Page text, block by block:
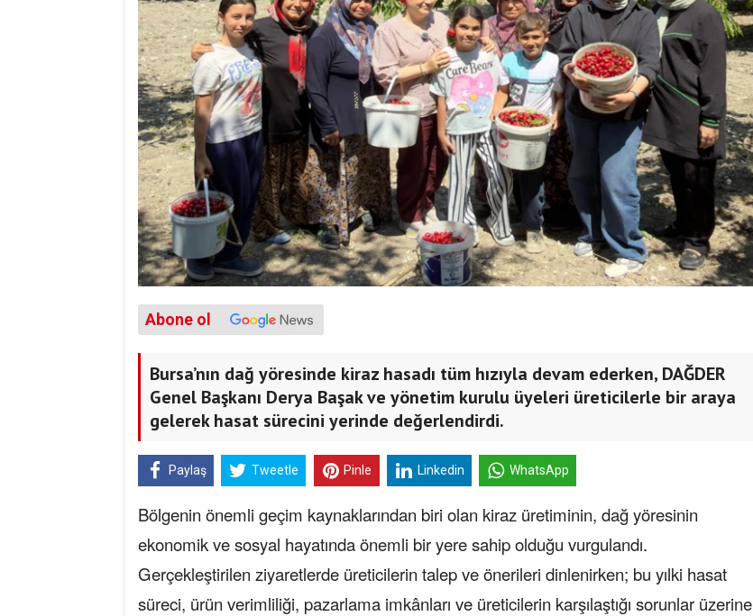
Abone ol
Bursa’nın dağ yöresinde kiraz hasadı tüm hızıyla devam ederken, DAĞDER
Genel Başkanı Derya Başak ve yönetim kurulu üyeleri üreticilerle bir araya
gelerek hasat sürecini yerinde değerlendirdi.
Paylaş Tweetle Pinle Linkedin WhatsApp
Bölgenin önemli geçim kaynaklarından biri olan kiraz üretiminin, dağ yöresinin
ekonomik ve sosyal hayatında önemli bir yere sahip olduğu vurgulandı.
Gerçekleştirilen ziyaretlerde üreticilerin talep ve önerileri dinlenirken; bu yılki hasat
süreci, ürün verimliliği, pazarlama imkânları ve üreticilerin karşılaştığı sorunlar üzerine